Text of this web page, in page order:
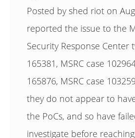
Posted by shed riot on
reported the issue to the
Security Response Center
165381, MSRC case
165876, MSRC case
they do not appear to
the PoCs, and so have
investigate before